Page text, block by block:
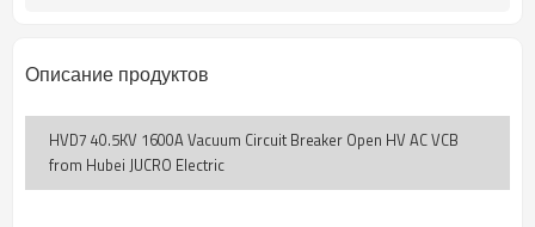
Описание продуктов
HVD7 40.5KV 1600A Vacuum Circuit Breaker Open HV AC VCB
from Hubei JUCRO Electric